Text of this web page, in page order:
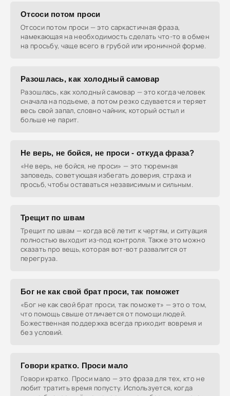
Отсоси потом проси
Отсоси потом проси — это саркастичная фраза,
намекающая на необходимость сделать что-то в обмен
на просьбу, чаще всего в грубой или ироничной форме.
Разошлась, как холодный самовар
Разошлась, как холодный самовар — это когда человек
сначала на подъеме, а потом резко сдувается и теряет
весь свой запал, словно чайник, который остыл и
больше не парит.
Не верь, не бойся, не проси - откуда фраза?
«Не верь, не бойся, не проси» — это тюремная
заповедь, советующая избегать доверия, страха и
просьб, чтобы оставаться независимым и сильным.
Трещит по швам
Трещит по швам — когда всё летит к чертям, и ситуация
полностью выходит из-под контроля. Также это можно
сказать про вещь, которая вот-вот развалится от
перегруза.
Бог не как свой брат проси, так поможет
«Бог не как свой брат проси, так поможет» — это о том,
что помощь свыше отличается от помощи людей.
Божественная поддержка всегда приходит вовремя и
без условий.
Говори кратко. Проси мало
Говори кратко. Проси мало — это фраза для тех, кто не
любит тратить время попусту. Используется, когда